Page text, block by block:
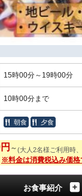
15時00分～19時00分
10時00分まで
朝食 夕食
～(大人2名様ご利用時
※料金は消費税込み価格
お食事紹介